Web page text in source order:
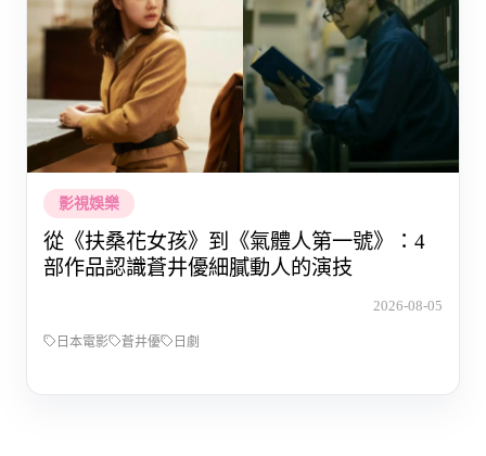
影視娛樂
從《扶桑花女孩》到《氣體人第一號》：4
部作品認識蒼井優細膩動人的演技
2026-08-05
日本電影 蒼井優 日劇